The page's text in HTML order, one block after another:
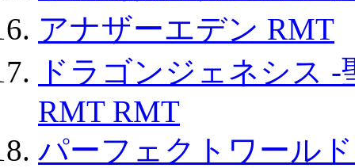
アナザーエデン RMT
ドラゴンジェネシス
RMT RMT
パーフェクトワール